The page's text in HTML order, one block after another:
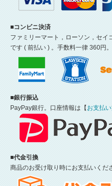
■コンビニ決済
ファミリーマート，ローソン，セイ
です ( 前払い ) 。手数料一律 360円。
■銀行振込
PayPay銀行。口座情報は【 お支払
■代金引換
商品のお受け取り時にお支払いくだ